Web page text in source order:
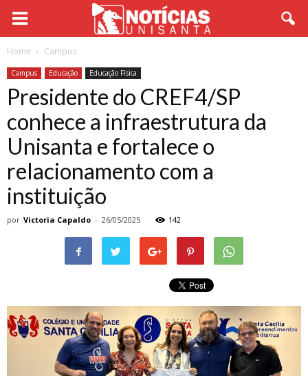
Home Campus
Campus Educação Educação Física
Presidente do CREF4/SP
conhece a infraestrutura da
Unisanta e fortalece o
relacionamento com a
instituição
por Victoria Capaldo - 26/05/2025 142